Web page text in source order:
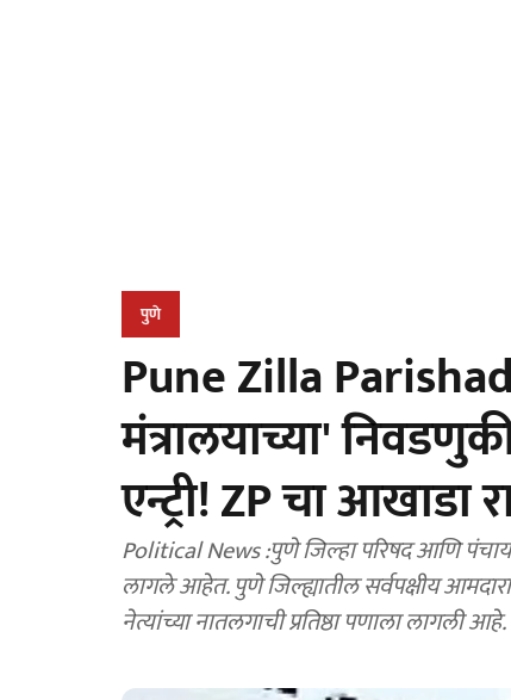
पुणे
Pune Zilla
मंत्रालयाच्या'
एन्ट्री! ZP चा
Political News :पुणे जिल्हा परिषद आणि
लागले आहेत. पुणे जिल्ह्यातील सर्वपक्षीय आमदारांनी कुटुंबातील नातलगांना मैदानात उतरवले असल्याने बड्या
नेत्यांच्या नातलगाची प्रतिष्ठा पणाला लागली आहे.